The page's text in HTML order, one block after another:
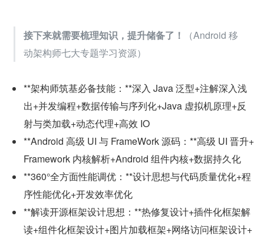
接下来就需要梳理知识，提升储备了！
（Android 移
动架构师七大专题学习资源）
**架构师筑基必备技能：**深入 Java 泛型+注解深入浅
出+并发编程+数据传输与序列化+Java 虚拟机原理+反
射与类加载+动态代理+高效 IO
**Android 高级 UI 与 FrameWork 源码：**高级 UI 晋升+
Framework 内核解析+Android 组件内核+数据持久化
**360°全方面性能调优：**设计思想与代码质量优化+程
序性能优化+开发效率优化
**解读开源框架设计思想：**热修复设计+插件化框架解
读+组件化框架设计+图片加载框架+网络访问框架设计+